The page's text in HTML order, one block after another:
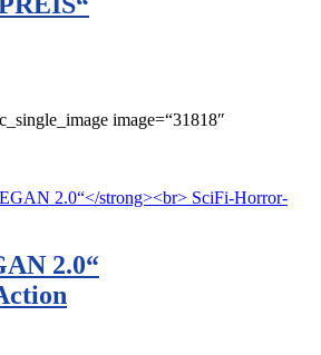
image=“31818″
2.0“